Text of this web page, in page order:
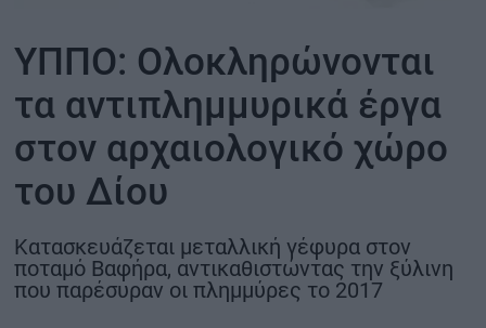
ΟΙΚΟΝΟΜΙΑ - ΕΠΙΧΕΙΡΗΣΕΙΣ
MY PROPERTY
ΚΑΡΑΜΠΟΛΕΣ
ΟΡΟΙ ΧΡΗΣΗΣ
ΕΠΙΚΟΙΝΩΝΙΑ
ΥΠΠΟ: Ολοκληρώνονται
τα αντιπλημμυρικά έργα
στον αρχαιολογικό χώρο
του Δίου
Κατασκευάζεται μεταλλική γέφυρα στον
ποταμό Βαφήρα, αντικαθιστώντας την ξύλινη
που παρέσυραν οι πλημμύρες το 2017